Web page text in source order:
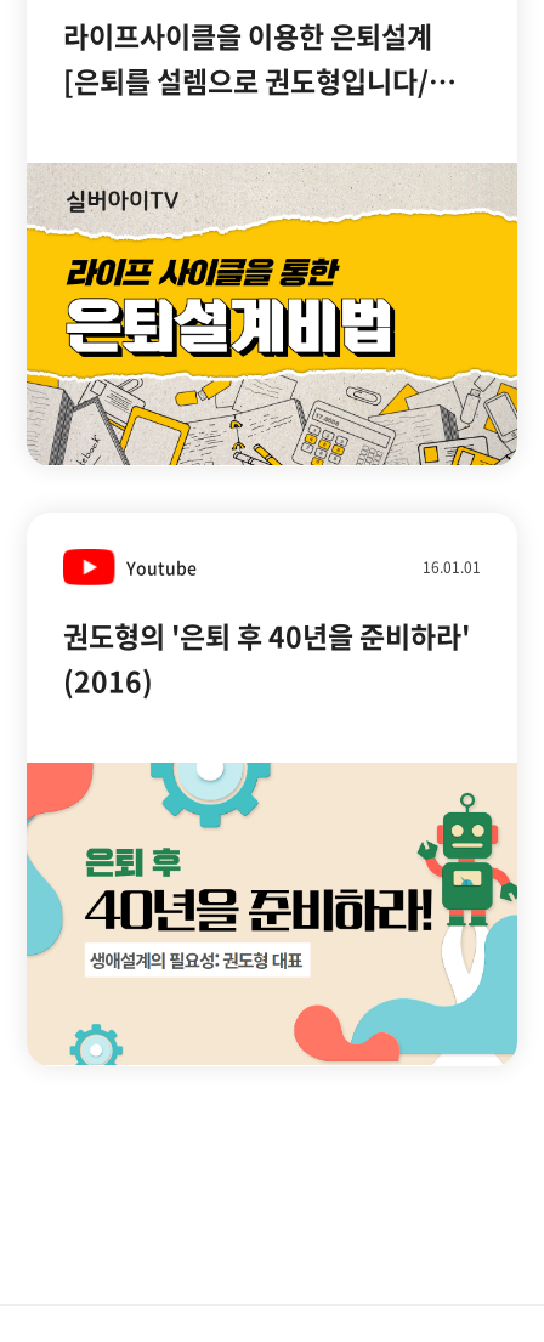
라이프사이클을 이용한 은퇴설계
[은퇴를 설렘으로 권도형입니다/
Youtube 16.01.01
권도형의 '은퇴 후 40년을 준비하라'
(2016)